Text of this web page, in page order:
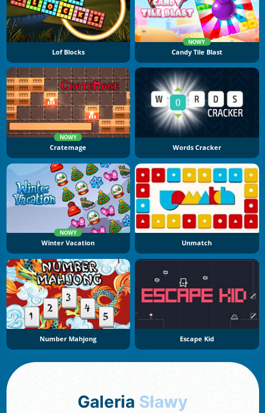
Lof Blocks
NOWY
Candy Tile Blast
NOWY
Cratemage Words Cracker
NOWY
Winter Vacation Unmatch
Number Mahjong Escape Kid
Galeria Sławy